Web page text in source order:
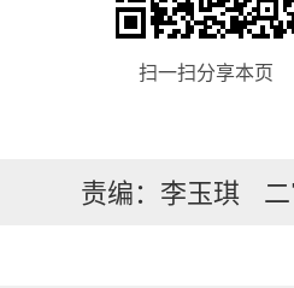
扫一扫分享本页
责编：李玉琪